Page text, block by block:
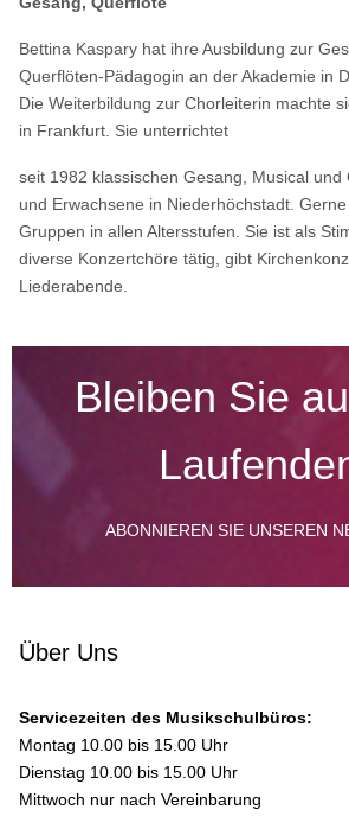
Bettina Kaspary hat ihre Ausbildung zur
Querflöten-Pädagogin an der Akademie in
Die Weiterbildung zur Chorleiterin machte
in Frankfurt. Sie unterrichtet
seit 1982 klassischen Gesang, Musical
und Erwachsene in Niederhöchstadt.
Gruppen in allen Altersstufen. Sie ist als
diverse Konzertchöre tätig, gibt
Liederabende.
Bleiben Sie
ABONNIEREN SIE UNSEREN
Über Uns
Servicezeiten des Musikschulbüros:
Montag 10.00 bis 15.00 Uhr
Dienstag 10.00 bis 15.00 Uhr
Mittwoch nur nach Vereinbarung